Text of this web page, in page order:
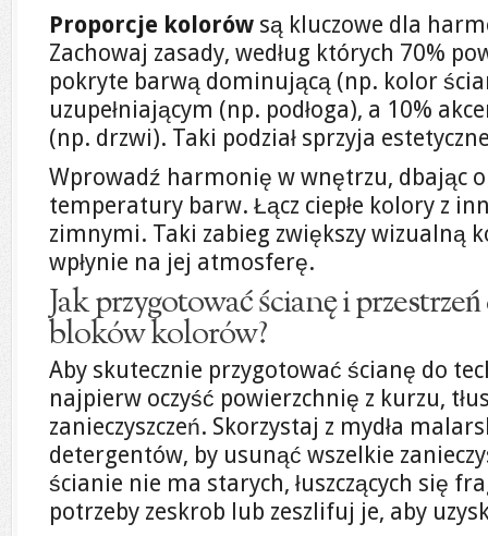
Proporcje kolorów są kluczowe dla
Zachowaj zasady, według których 70%
pokryte barwą dominującą (np. kolor
uzupełniającym (np. podłoga), a 10%
(np. drzwi). Taki podział sprzyja
Wprowadź harmonię w wnętrzu, dbając
temperatury barw. Łącz ciepłe kolory z
zimnymi. Taki zabieg zwiększy wizualną
wpłynie na jej atmosferę.
Jak przygotować ścianę i
bloków kolorów?
Aby skutecznie przygotować ścianę do
najpierw oczyść powierzchnię z kurzu,
zanieczyszczeń. Skorzystaj z mydła
detergentów, by usunąć wszelkie
ścianie nie ma starych, łuszczących się
potrzeby zeskrob lub zeszlifuj je, aby